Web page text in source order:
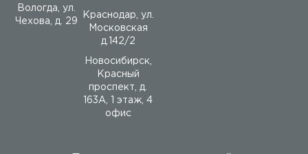
Вологда
ул.
Чехова, д. 29
Краснодар, ул.
Московская
д.142/2
Новосибирск,
Красный
проспект, д.
163А, 1 этаж, 4
офис